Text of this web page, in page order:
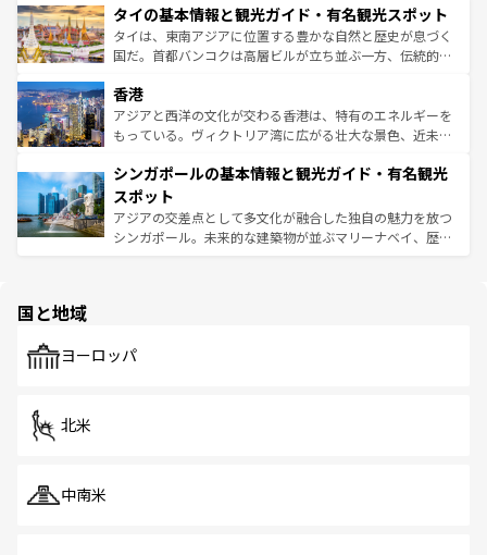
わってみてほしい。 なお、新着の韓国情報はコンテンツ一
覧 を参照してほしい。
急速な発展と共に伝統が息づく。ハノイの古い町並みやホ
ーチミン市のフランス統治時代の建物も、独特の雰囲気を
醸し出している。また、バラエティの豊かさとおいしさで
とつ。フォーやバインミー、ベトナムコーヒーなどは、ぜ
ひ現地で味わいたい。どの地域を訪れてもあたたかい人々
が旅行者を迎えてくれるので、きっと忘れられない旅にな
参照してほしい。
タイの基本情報と観光ガイド・有名観光スポット
タイは、東南アジアに位置する豊かな自然と歴史が息づく
国だ。首都バンコクは高層ビルが立ち並ぶ一方、伝統的な
の活気が交差している。北部ではチェンマイなどの山岳地
帯で自然と触れ合い、南部ではプーケットやクラビの美し
いビーチでリゾート気分を楽しむことができる。タイ料理
激する。気候は一年中温暖で、どの季節にも異なる楽しみ
が待っている。親しみやすいタイの人々、仏教を中心とし
た文化、そして多様な観光資源が、訪れる旅人を魅了し続
ける。 なお、新着のタイ情報はコンテンツ一覧を参照して
香港
アジアと西洋の文化が交わる香港は、特有のエネルギーを
もっている。ヴィクトリア湾に広がる壮大な景色、近未来
み、どこを訪れても感動するはず。観光スポットが密集し
ており、効率よく見どころを回れるのも魅力。息をのむよ
うな絶景から文化的な体験まで、香港を存分に楽しみ尽く
そう。 なお、新着の香港情報はコンテンツ一覧を参照して
シンガポールの基本情報と観光ガイド・有名観光
スポット
アジアの交差点として多文化が融合した独自の魅力を放つ
シンガポール。未来的な建築物が並ぶマリーナベイ、歴史
で、ホーカーズは地元の風情を楽しめる外せないスポット
国と地域
ヨーロッパ
北米
中南米